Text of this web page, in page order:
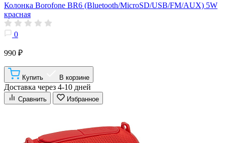
Колонка Borofone BR6 (Bluetooth/MicroSD/USB/FM/AUX) 5W
красная
0
990 ₽
Купить В корзине
Доставка через 4-10 дней
Сравнить Избранное